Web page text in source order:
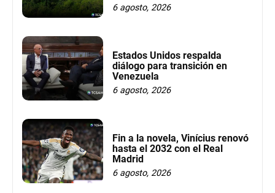
6 agosto, 2026
Estados Unidos respalda
diálogo para transición en
Venezuela
6 agosto, 2026
Fin a la novela, Vinícius renovó
hasta el 2032 con el Real
Madrid
6 agosto, 2026